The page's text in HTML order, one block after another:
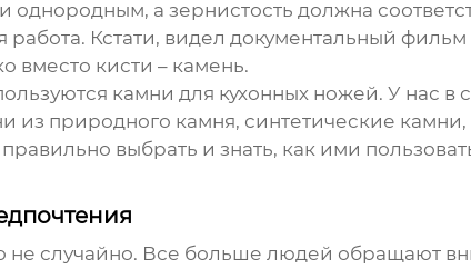
а зернистость должна
работа. Кстати, видел документальный
вместо кисти – камень.
камни для кухонных ножей. У нас в
из природного камня, синтетические
выбрать и знать, как ими
не случайно. Все больше людей обращают